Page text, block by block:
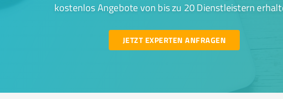
kostenlos Angebote von bis zu 20 Dienstleistern
JETZT EXPERTEN ANFRAGEN